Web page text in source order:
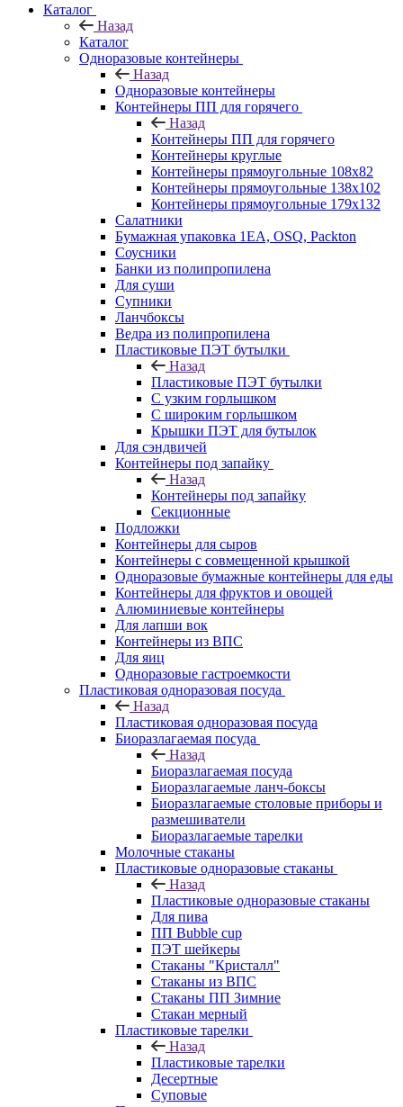
Каталог
Назад
Каталог
Одноразовые контейнеры
Назад
Одноразовые контейнеры
Контейнеры ПП для горячего
Назад
Контейнеры ПП для горячего
Контейнеры круглые
Контейнеры прямоугольные 108х82
Контейнеры прямоугольные 138х102
Контейнеры прямоугольные 179х132
Салатники
Бумажная упаковка 1ЕА, OSQ, Packton
Соусники
Банки из полипропилена
Для суши
Супники
Ланчбоксы
Ведра из полипропилена
Пластиковые ПЭТ бутылки
Назад
Пластиковые ПЭТ бутылки
С узким горлышком
С широким горлышком
Крышки ПЭТ для бутылок
Для сэндвичей
Контейнеры под запайку
Назад
Контейнеры под запайку
Секционные
Подложки
Контейнеры для сыров
Контейнеры с совмещенной крышкой
Одноразовые бумажные контейнеры для еды
Контейнеры для фруктов и овощей
Алюминиевые контейнеры
Для лапши вок
Контейнеры из ВПС
Для яиц
Одноразовые гастроемкости
Пластиковая одноразовая посуда
Назад
Пластиковая одноразовая посуда
Биоразлагаемая посуда
Назад
Биоразлагаемая посуда
Биоразлагаемые ланч-боксы
Биоразлагаемые столовые приборы и
размешиватели
Биоразлагаемые тарелки
Молочные стаканы
Пластиковые одноразовые стаканы
Назад
Пластиковые одноразовые стаканы
Для пива
ПП Bubble cup
ПЭТ шейкеры
Стаканы "Кристалл"
Стаканы из ВПС
Стаканы ПП Зимние
Стакан мерный
Пластиковые тарелки
Назад
Пластиковые тарелки
Десертные
Суповые